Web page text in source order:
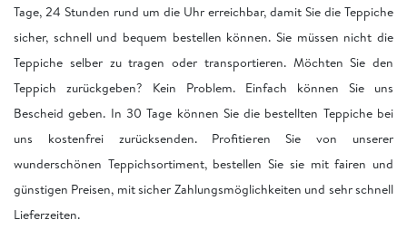
Tage, 24 Stunden rund um die Uhr erreichbar, damit Sie die Teppiche
sicher, schnell und bequem bestellen können. Sie müssen nicht die
Teppiche selber zu tragen oder transportieren. Möchten Sie den
Teppich zurückgeben? Kein Problem. Einfach können Sie uns
Bescheid geben. In 30 Tage können Sie die bestellten Teppiche bei
uns kostenfrei zurücksenden. Profitieren Sie von unserer
wunderschönen Teppichsortiment, bestellen Sie sie mit fairen und
günstigen Preisen, mit sicher Zahlungsmöglichkeiten und sehr schnell
Lieferzeiten.